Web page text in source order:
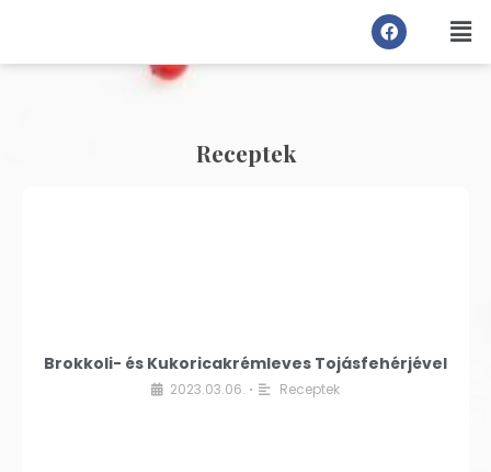
Receptek
Brokkoli- és Kukoricakrémleves Tojásfehérjével
2023.03.06. • Receptek